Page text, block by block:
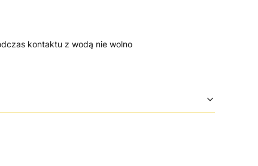
kontaktu z wodą nie wolno